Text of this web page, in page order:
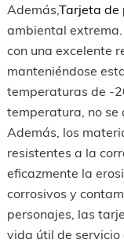
Además, Tarjeta de
ambiental
con una excelente
manteniéndose
temperaturas de -
temperatura, no se
Además, los
resistentes a la
eficazmente la
corrosivos y
personajes, las
vida útil de servicio